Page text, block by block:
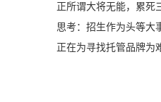
正所谓大将无能，累死
思考：招生作为头等大
正在为寻找托管品牌为